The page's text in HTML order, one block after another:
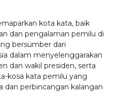
kota kata, baik
dan pengalaman pemilu di
bersumber dari
dalam menyelenggarakan
dan wakil presiden, serta
kosa kata pemilu yang
dan perbincangan kalangan